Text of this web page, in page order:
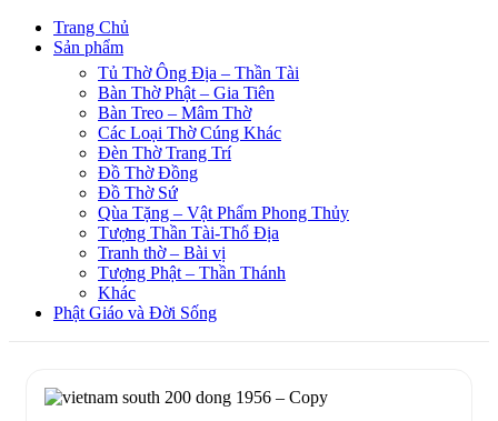
Trang Chủ
Sản phẩm
Tủ Thờ Ông Địa – Thần Tài
Bàn Thờ Phật – Gia Tiên
Bàn Treo – Mâm Thờ
Các Loại Thờ Cúng Khác
Đèn Thờ Trang Trí
Đồ Thờ Đồng
Đồ Thờ Sứ
Qùa Tặng – Vật Phẩm Phong Thủy
Tượng Thần Tài-Thổ Địa
Tranh thờ – Bài vị
Tượng Phật – Thần Thánh
Khác
Phật Giáo và Đời Sống